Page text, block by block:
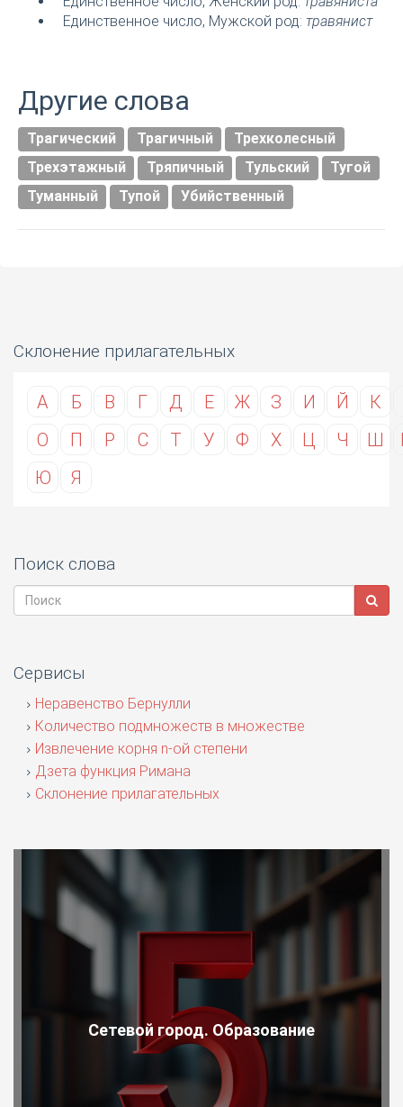
Единственное число, Мужской род: травянист
Другие слова
Трагический Трагичный
Трехколесный
Трехэтажный
Тряпичный Тульский
Тугой
Туманный
Тупой Убийственный
Склонение прилагательных
А Б В Г Д Е Ж З И Й К
О
П Р С Т У Ф Х Ц Ч Ш
Ю
Я
Поиск слова
Сервисы
Неравенство Бернулли
Количество подмножеств в множестве
Извлечение корня n-ой степени
Дзета функция Римана
Склонение прилагательных
Сетевой город. Образование